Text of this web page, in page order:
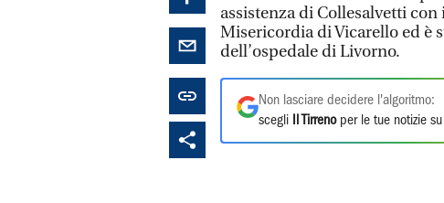
assistenza di Collesalvetti
Misericordia di Vicarello ed è
dell’ospedale di Livorno.
Non lasciare decidere l'algoritmo:
scegli
Il Tirrenoper le tue notizie su